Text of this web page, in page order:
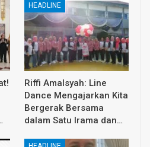
HEADLINE
Riffi Amalsyah: Line
Dance Mengajarkan Kita
Bergerak Bersama
dalam Satu Irama dan…